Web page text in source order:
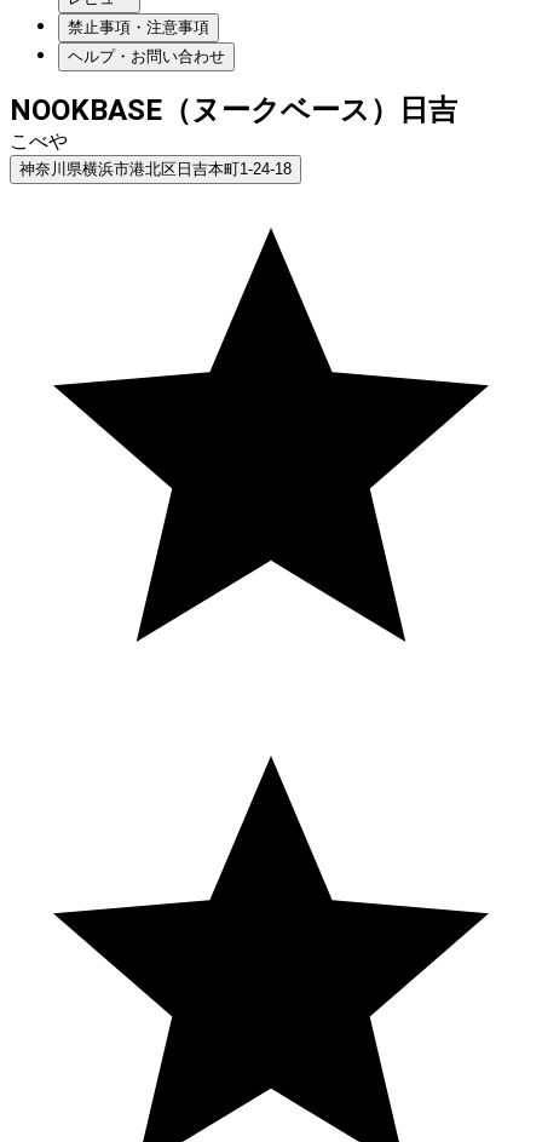
禁止事項・注意事項
ヘルプ・お問い合わせ
NOOKBASE（ヌークベース）日吉
こべや
神奈川県横浜市港北区日吉本町1-24-18